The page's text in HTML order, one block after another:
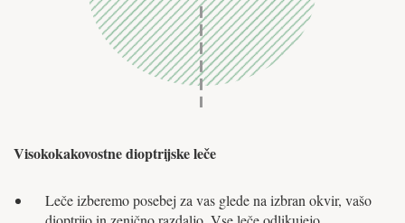
Visokokakovostne dioptrijske leče
Leče izberemo posebej za vas glede na izbran okvir, vašo